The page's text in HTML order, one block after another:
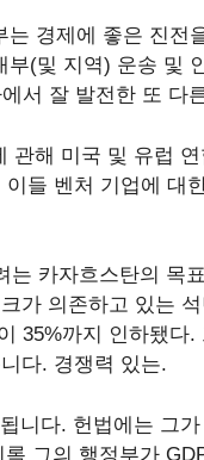
경제에 좋은 진전
(및 지역) 운송 및
서 잘 발전한 또 다
해 미국 및 유럽
들 벤처 기업에 대
카자흐스탄의 목
가 의존하고 있는
35%까지 인하됐다
다. 경쟁력 있는.
니다. 헌법에는 그
그의 행정부가